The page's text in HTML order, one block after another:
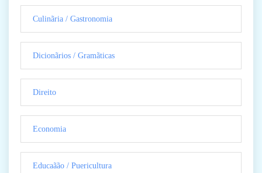
Culinãria / Gastronomia
Dicionãrios / Gramãticas
Direito
Economia
Educaãão / Puericultura